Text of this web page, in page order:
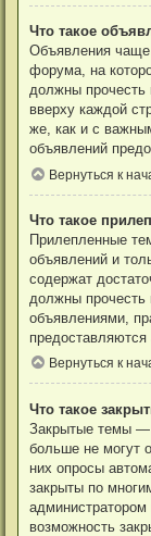
Что такое
Объявления
форума, на
должны прочесть
вверху каждой
же, как и с
объявлений
Вернуться к
Что такое
Прилепленные
объявлений и
содержат
должны прочесть
объявлениями,
Вернуться к
Что такое
Закрытые темы —
больше не могут
них опросы
закрыты по
возможность